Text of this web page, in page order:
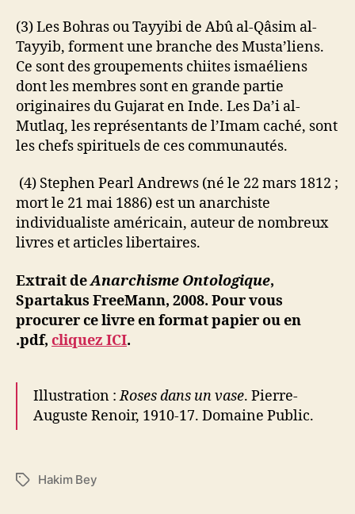
(3) Les Bohras ou Tayyibi de Abû al-Qâsim al-
Tayyib, forment une branche des Musta’liens.
Ce sont des groupements chiites ismaéliens
dont les membres sont en grande partie
originaires du Gujarat en Inde. Les Da’i al-
Mutlaq, les représentants de l’Imam caché, sont
les chefs spirituels de ces communautés.
(4) Stephen Pearl Andrews (né le 22 mars 1812 ;
mort le 21 mai 1886) est un anarchiste
individualiste américain, auteur de nombreux
livres et articles libertaires.
Extrait deAnarchisme Ontologique,
Spartakus FreeMann, 2008. Pour vous
procurer ce livre en format papier ou en
.pdf, cliquez ICI.
Illustration :Roses dans un vase. Pierre-
Auguste Renoir, 1910-17. Domaine Public.
É
Hakim Bey